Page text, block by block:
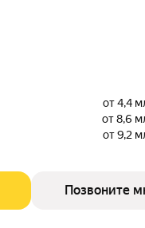
от 4,4
от 8,6
от 9,2
Позвоните